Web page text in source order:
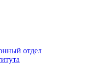
отдел